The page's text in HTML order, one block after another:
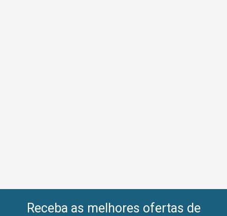
Receba as melhores ofertas de